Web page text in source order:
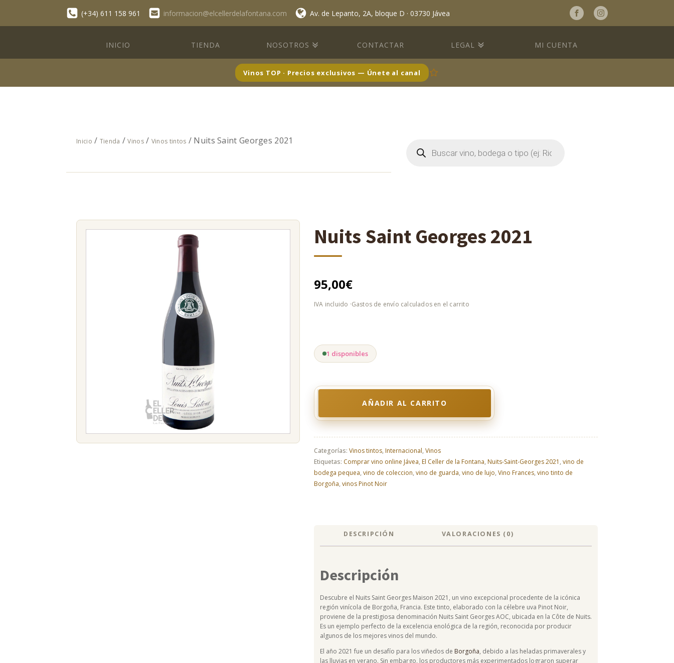
(+34) 611 158 961 informacion@elcellerdelafontana.com Av. de Lepanto, 2A, bloque D · 03730 Jávea
INICIO TIENDA NOSOTROS CONTACTAR LEGAL MI CUENTA
Vinos TOP · Precios exclusivos — Únete al canal
Inicio / Tienda /Vinos/ Vinos tintos / Nuits Saint Georges 2021
Búsqueda
Nuits Saint Georges 2021
95,00€
1 disponibles
Saint
2021
cantidad
AÑADIR AL CARRITO
Categorías: Vinos tintos, Internacional,Vinos
Etiquetas: Comprar vino online Jávea, El Celler de la Fontana, Nuits-Saint-Georges 2021 ,vino de
bodega pequea,vino de coleccion,vino de guarda,vino de lujo,Vino Frances,vino tinto de
Borgoña,vinos Pinot Noir
DESCRIPCIÓN VALORACIONES (0)
Descripción
Descubre el Nuits Saint Georges Maison 2021, un vino excepcional procedente de la icónica
región vinícola de Borgoña, Francia. Este tinto, elaborado con la célebre uva Pinot Noir,
proviene de la prestigiosa denominación Nuits Saint Georges AOC, ubicada en la Côte de Nuits.
Es un ejemplo perfecto de la excelencia enológica de la región, reconocida por producir
algunos de los mejores vinos del mundo.
El año 2021 fue un desafío para los viñedos de Borgoña, debido a las heladas primaverales y
las lluvias en verano. Sin embargo, los productores más experimentados lograron superar